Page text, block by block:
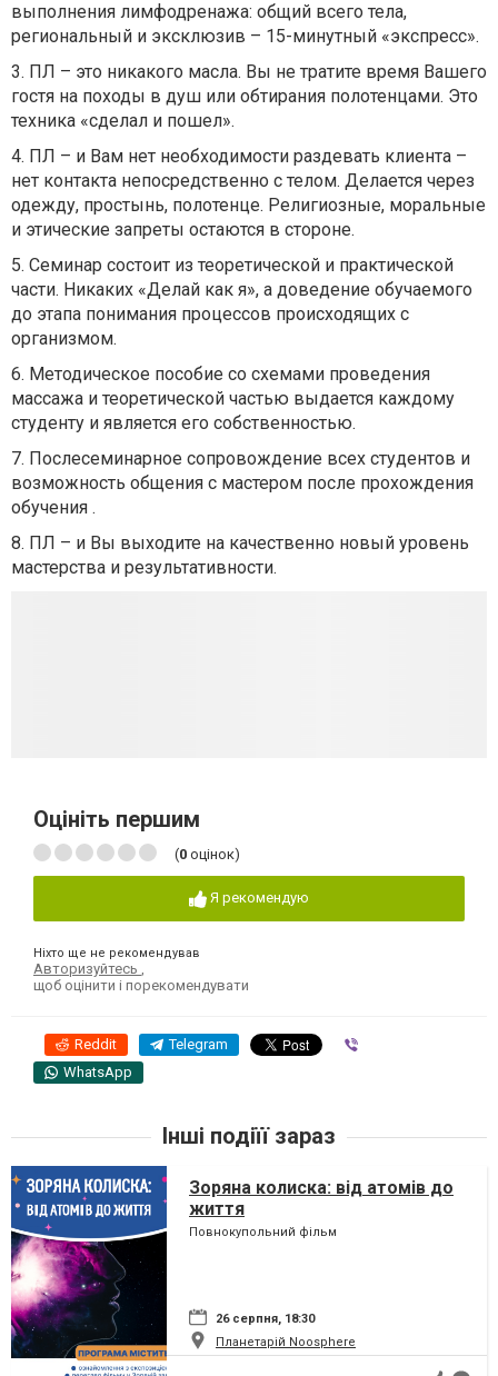
выполнения лимфодренажа: общий всего тела,
региональный и эксклюзив – 15-минутный «экспресс».
3. ПЛ – это никакого масла. Вы не тратите время Вашего
гостя на походы в душ или обтирания полотенцами. Это
техника «сделал и пошел».
4. ПЛ – и Вам нет необходимости раздевать клиента –
нет контакта непосредственно с телом. Делается через
одежду, простынь, полотенце. Религиозные, моральные
и этические запреты остаются в стороне.
5. Семинар состоит из теоретической и практической
части. Никаких «Делай как я», а доведение обучаемого
до этапа понимания процессов происходящих с
организмом.
6. Методическое пособие со схемами проведения
массажа и теоретической частью выдается каждому
студенту и является его собственностью.
7. Послесеминарное сопровождение всех студентов и
возможность общения с мастером после прохождения
обучения .
8. ПЛ – и Вы выходите на качественно новый уровень
мастерства и результативности.
Оцініть першим
(0 оцінок)
Я рекомендую
Ніхто ще не рекомендував
Авторизуйтесь
щоб оцінити і порекомендувати
Reddit Telegram
WhatsApp
Інші подіїї зараз
Зоряна колиска: від атомів до
життя
Повнокупольний фільм
26 серпня, 18:30
Планетарій Noosphere